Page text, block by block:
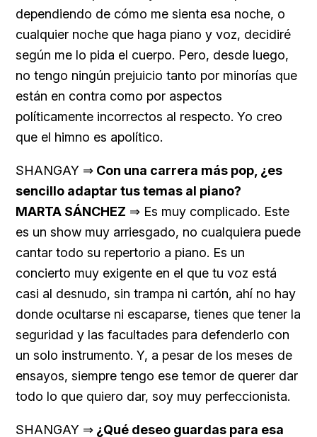
dependiendo de cómo me sienta esa noche, o
cualquier noche que haga piano y voz, decidiré
según me lo pida el cuerpo. Pero, desde luego,
no tengo ningún prejuicio tanto por minorías que
están en contra como por aspectos
políticamente incorrectos al respecto. Yo creo
que el himno es apolítico.
SHANGAY ⇒ Con una carrera más pop, ¿es
sencillo adaptar tus temas al piano?
MARTA SÁNCHEZ ⇒ Es muy complicado. Este
es un show muy arriesgado, no cualquiera puede
cantar todo su repertorio a piano. Es un
concierto muy exigente en el que tu voz está
casi al desnudo, sin trampa ni cartón, ahí no hay
donde ocultarse ni escaparse, tienes que tener la
seguridad y las facultades para defenderlo con
un solo instrumento. Y, a pesar de los meses de
ensayos, siempre tengo ese temor de querer dar
todo lo que quiero dar, soy muy perfeccionista.
SHANGAY ⇒ ¿Qué deseo guardas para esa